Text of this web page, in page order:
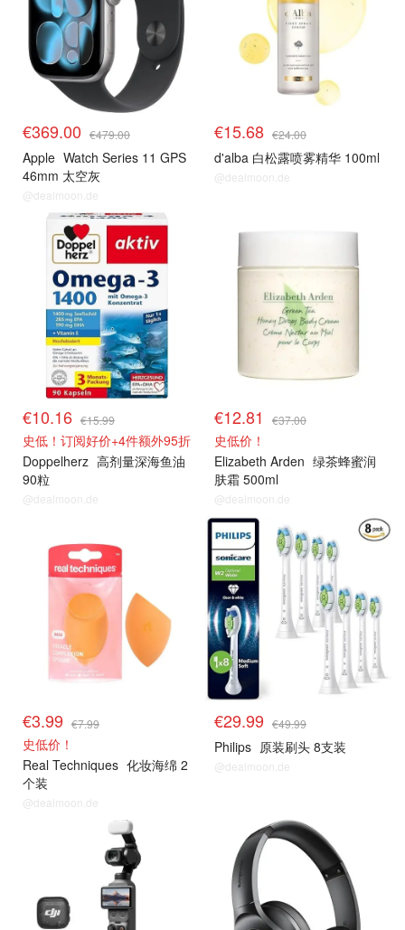
€369.00 €479.00
Apple Watch Series 11 GPS
46mm 太空灰
@dealmoon.de
€15.68 €24.00
d'alba 白松露喷雾精华 100ml
@dealmoon.de
€10.16 €15.99
史低！订阅好价+4件额外95折
Doppelherz 高剂量深海鱼油
90粒
@dealmoon.de
€12.81 €37.00
史低价！
Elizabeth Arden 绿茶蜂蜜润
肤霜 500ml
@dealmoon.de
€3.99 €7.99
史低价！
Real Techniques 化妆海绵 2
个装
@dealmoon.de
€29.99 €49.99
Philips 原装刷头 8支装
@dealmoon.de